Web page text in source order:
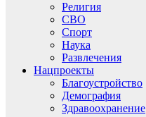
Религия
СВО
Спорт
Наука
Развлечения
Нацпроекты
Благоустройство
Демография
Здравоохранение